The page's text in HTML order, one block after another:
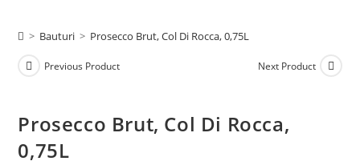
> Bauturi > Prosecco Brut, Col Di Rocca, 0,75L
Previous Product Next Product
Prosecco Brut, Col Di Rocca,
0,75L